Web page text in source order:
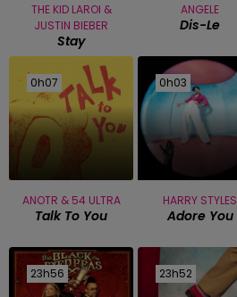
THE KID LAROI &
JUSTIN BIEBER
Stay
ANGELE
Dis-Le
0h07
0h07
ANOTR & 54 ULTRA
Talk To You
0h03
0h03
HARRY STYLES
Adore You
23h56
23h56 23h52
23h52